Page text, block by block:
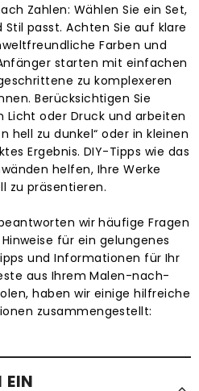
Zahlen: Wählen Sie ein Set,
passt. Achten Sie auf klare
Farben und
starten mit einfachen
zu komplexeren
Berücksichtigen Sie
Licht oder Druck und arbeiten
hell zu dunkel“ oder in kleinen
Ergebnis. DIY-Tipps wie das
helfen, Ihre Werke
zu präsentieren.
wir häufige Fragen
für ein gelungenes
und Informationen für Ihr
aus Ihrem Malen-nach-
haben wir einige hilfreiche
zusammengestellt:
EIN